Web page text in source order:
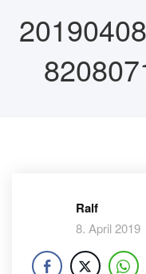
Ralf
8. April 2019